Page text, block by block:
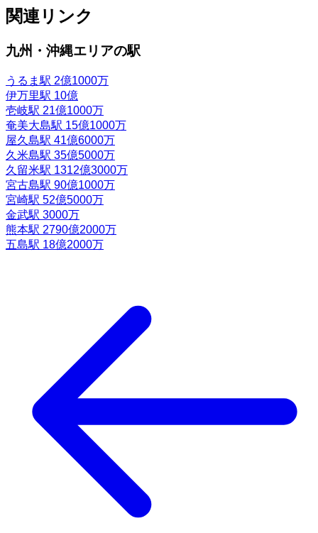
関連リンク
九州・沖縄エリアの駅
うるま駅 2億1000万
伊万里駅 10億
壱岐駅 21億1000万
奄美大島駅 15億1000万
屋久島駅 41億6000万
久米島駅 35億5000万
久留米駅 1312億3000万
宮古島駅 90億1000万
宮崎駅 52億5000万
金武駅 3000万
熊本駅 2790億2000万
五島駅 18億2000万